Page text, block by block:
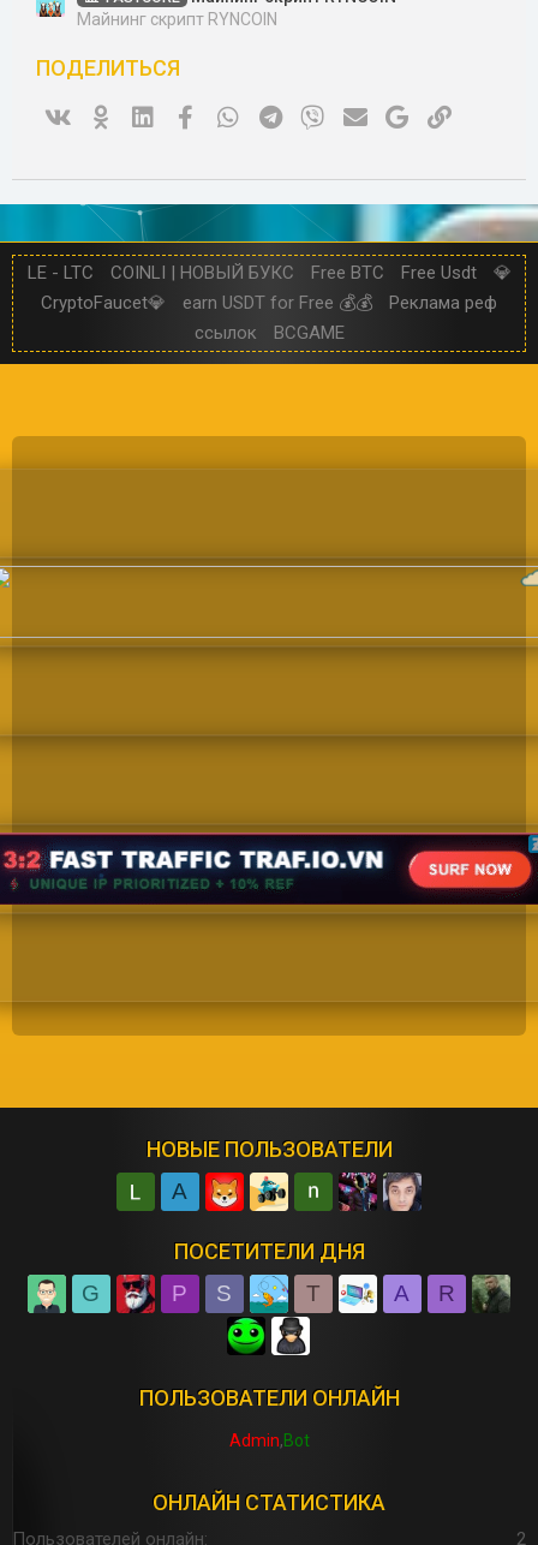
Майнинг скрипт RYNCOIN
ПОДЕЛИТЬСЯ
Ok Linked InFacebookWhatsAppTelegram
Viber Электронная почта
Google
LE - LTC COINLI | НОВЫЙ БУКС Free BTC Free Usdt
💎
CryptoFaucet💎
earn USDT for Free 💰💰
Реклама реф
ссылок
BCGAME
НОВЫЕ ПОЛЬЗОВАТЕЛИ
A
ПОСЕТИТЕЛИ ДНЯ
G P S T A R
ПОЛЬЗОВАТЕЛИ ОНЛАЙН
Admin Bot
ОНЛАЙН СТАТИСТИКА
Пользователей онлайн
2